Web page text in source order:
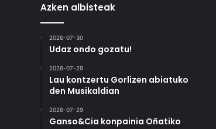
Azken albisteak
2026-07-30
Udaz ondo gozatu!
2026-07-29
Lau kontzertu Gorlizen abiatuko
den Musikaldian
2026-07-29
Ganso&Cia konpainia Oñatiko